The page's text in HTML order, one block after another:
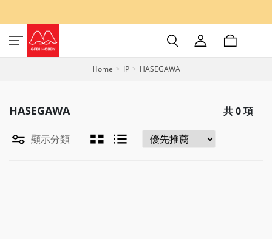
Home IP HASEGAWA
HASEGAWA 共0項
顯示分類